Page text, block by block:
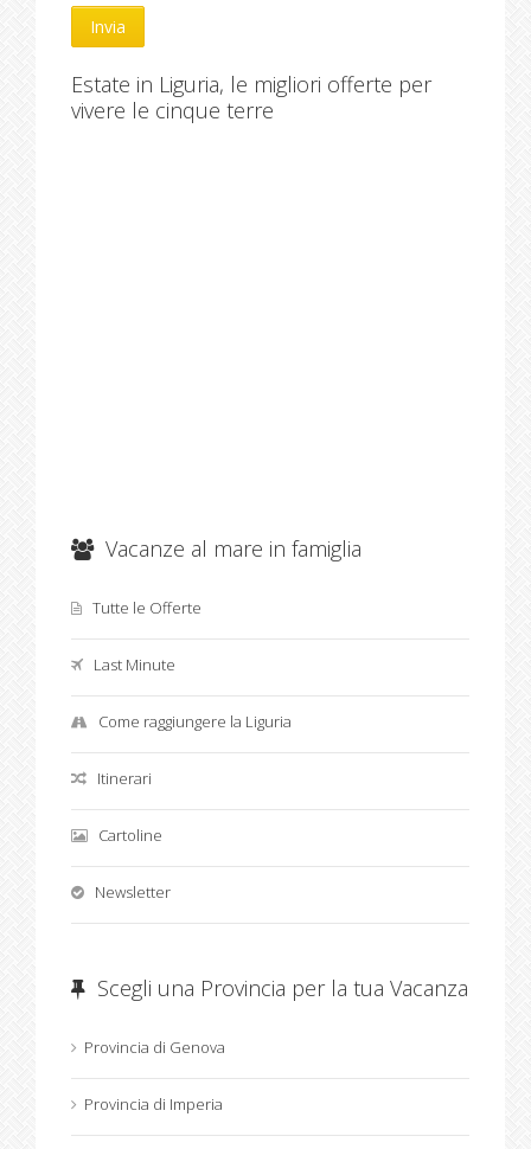
Estate in Liguria, le migliori offerte per
vivere le cinque terre
Vacanze al mare in famiglia
Tutte le Offerte
Last Minute
Come raggiungere la Liguria
Itinerari
Cartoline
Newsletter
Scegli una Provincia per la tua Vacanza
Provincia di Genova
Provincia di Imperia